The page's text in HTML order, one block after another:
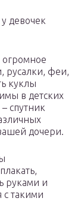
девочек
огромное
русалки, феи,
куклы
в детских
спутник
дочери.
руками и
с такими